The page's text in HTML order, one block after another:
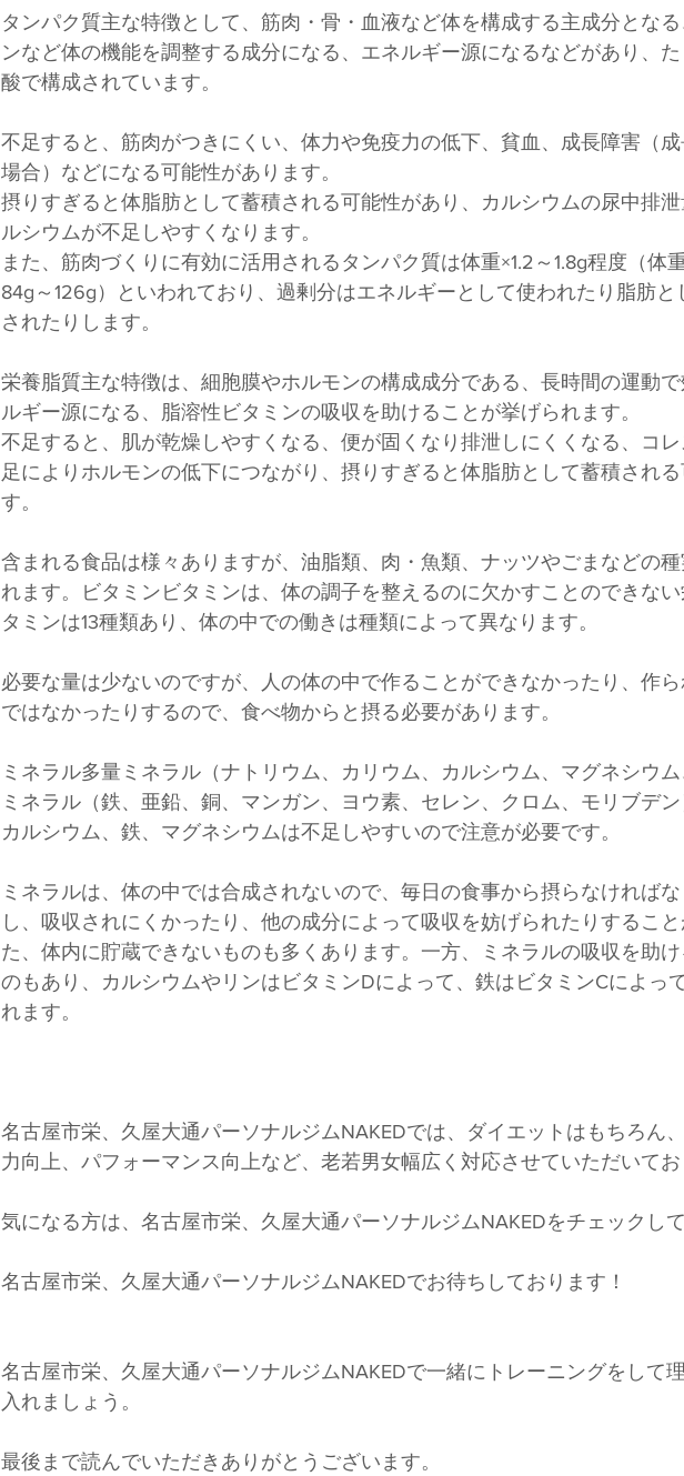
タンパク質主な特徴として、筋肉・骨・血液など体を構成する主成分とな
ンなど体の機能を調整する成分になる、エネルギー源になるなどがあり、
酸で構成されています。
不足すると、筋肉がつきにくい、体力や免疫力の低下、貧血、成長障害（
場合）などになる可能性があります。
摂りすぎると体脂肪として蓄積される可能性があり、カルシウムの尿中排
ルシウムが不足しやすくなります。
また、筋肉づくりに有効に活用されるタンパク質は体重×1.2～1.8g程度（体
84g～126g）といわれており、過剰分はエネルギーとして使われたり脂肪と
されたりします。
栄養脂質主な特徴は、細胞膜やホルモンの構成成分である、長時間の運動
ルギー源になる、脂溶性ビタミンの吸収を助けることが挙げられます。
不足すると、肌が乾燥しやすくなる、便が固くなり排泄しにくくなる、コ
足によりホルモンの低下につながり、摂りすぎると体脂肪として蓄積され
す。
含まれる食品は様々ありますが、油脂類、肉・魚類、ナッツやごまなどの種
れます。ビタミンビタミンは、体の調子を整えるのに欠かすことのできな
タミンは13種類あり、体の中での働きは種類によって異なります。
必要な量は少ないのですが、人の体の中で作ることができなかったり、作
ではなかったりするので、食べ物からと摂る必要があります。
ミネラル多量ミネラル（ナトリウム、カリウム、カルシウム、マグネシウ
ミネラル（鉄、亜鉛、銅、マンガン、ヨウ素、セレン、クロム、モリブデン
カルシウム、鉄、マグネシウムは不足しやすいので注意が必要です。
ミネラルは、体の中では合成されないので、毎日の食事から摂らなければ
し、吸収されにくかったり、他の成分によって吸収を妨げられたりするこ
た、体内に貯蔵できないものも多くあります。一方、ミネラルの吸収を助
のもあり、カルシウムやリンはビタミンDによって、鉄はビタミンCによっ
れます。
名古屋市栄、久屋大通パーソナルジムNAKEDでは、ダイエットはもちろん
力向上、パフォーマンス向上など、老若男女幅広く対応させていただいてお
気になる方は、名古屋市栄、久屋大通パーソナルジムNAKEDをチェックし
名古屋市栄、久屋大通パーソナルジムNAKEDでお待ちしております！
名古屋市栄、久屋大通パーソナルジムNAKEDで一緒にトレーニングをして
入れましょう。
最後まで読んでいただきありがとうございます。